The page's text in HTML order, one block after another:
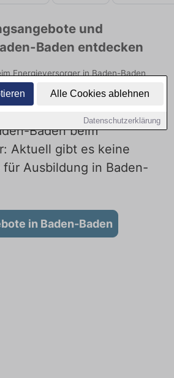
Alle Cookies ablehnen
Datenschutzerklärung
und
Baden entdecken
Energieversorger in Baden-Baden
Firmen. Entdecken Sie freie Optionen
bewerben Sie sich noch heute.
Baden beim
Aktuell gibt es keine
Ausbildung in Baden-
in Baden-Baden